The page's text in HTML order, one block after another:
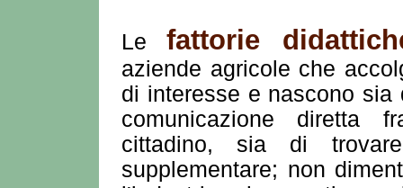
Lefattorie
aziende agricole che
di interesse e nascono
comunicazione diretta
cittadino, sia di
supplementare; non